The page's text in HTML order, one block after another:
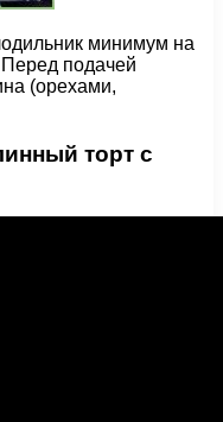
минимум на
подачей
(орехами,
торт с